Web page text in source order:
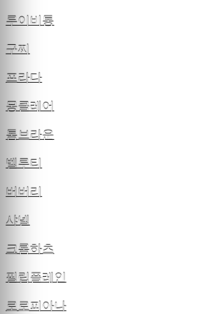
루이비통
구찌
프라다
몽클레어
톰브라운
벨루티
버버리
샤넬
크롬하츠
필립플레인
로로피아나